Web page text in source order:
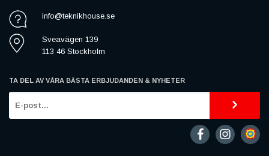
info@teknikhouse.se
Sveavägen 139
113 46 Stockholm
TA DEL AV VÅRA BÄSTA ERBJUDANDEN & NYHETER